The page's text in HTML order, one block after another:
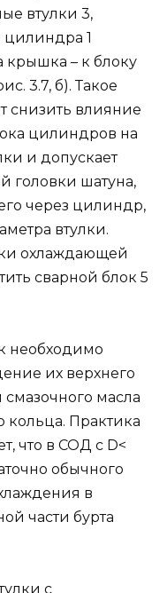
втулки 3,
цилиндра 1
– к блоку
3.7, б). Такое
снизить влияние
цилиндров на
и допускает
головки шатуна,
через цилиндр,
втулки.
охлаждающей
сварной блок 5
необходимо
их верхнего
смазочного масла
кольца. Практика
что в СОД с D<
обычного
в
части бурта
с